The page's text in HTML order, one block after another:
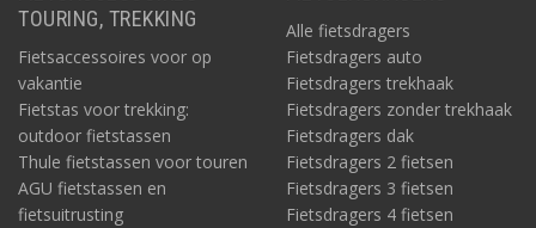
TOURING, TREKKING
Fietsaccessoires voor op
vakantie
Fietstas voor trekking:
outdoor fietstassen
Thule fietstassen voor touren
AGU fietstassen en
fietsuitrusting
Alle fietsdragers
Fietsdragers auto
Fietsdragers trekhaak
Fietsdragers zonder trekhaak
Fietsdragers dak
Fietsdragers 2 fietsen
Fietsdragers 3 fietsen
Fietsdragers 4 fietsen